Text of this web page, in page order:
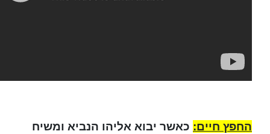
החפץ חיים: כאשר יבוא אליהו הנביא ומשיח